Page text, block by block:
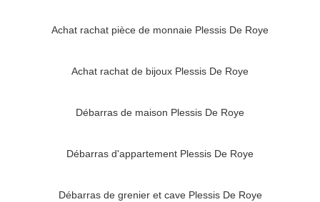
Achat rachat pièce de monnaie Plessis De Roye
Achat rachat de bijoux Plessis De Roye
Débarras de maison Plessis De Roye
Débarras d'appartement Plessis De Roye
Débarras de grenier et cave Plessis De Roye